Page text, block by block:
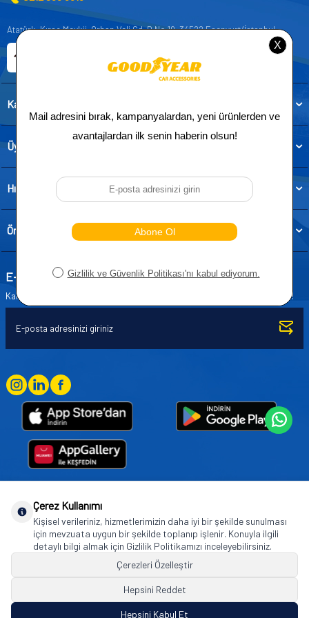
Atatürk, Kıraç Mevkii, Orhan Veli Cd. D:No:19, 34522 Esenyurt/İstanbul
Kategoriler
Üye
Hızlı Erişim
Önemli Bilgiler
E-Bülten Aboneliği
Kampanya ve yeniliklerden haberdar olmak için e-bültenimize abone olun!
Goodyear (and Winged Foot Design) are trademarks of or licensed to The Goodyear
Tire & Rubber Company used under license by Basbug Group Company,
Istanbul/Türkiye. © 2026 The Goodyear Tire & Rubber Company.
Çerez Kullanımı
Kişisel verileriniz, hizmetlerimizin daha iyi bir şekilde sunulması
için mevzuata uygun bir şekilde toplanıp işlenir. Konuyla ilgili
detaylı bilgi almak için Gizlilik Politikamızı inceleyebilirsiniz.
Çerezleri Özelleştir
Hepsini Reddet
Hepsini Kabul Et